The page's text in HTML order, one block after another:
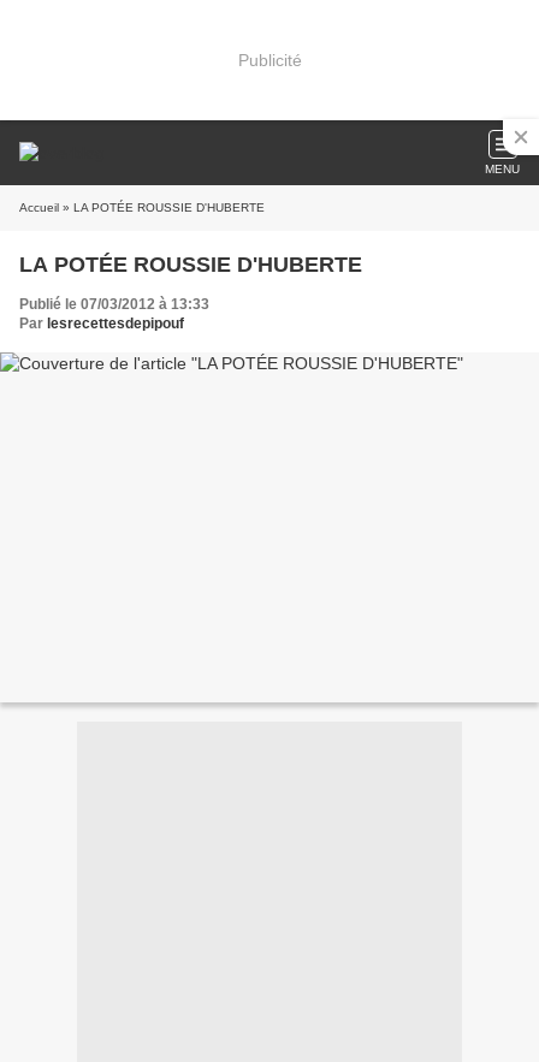
Publicité
MENU
Accueil » LA POTÉE ROUSSIE D'HUBERTE
LA POTÉE ROUSSIE D'HUBERTE
Publié le 07/03/2012 à 13:33
Par lesrecettesdepipouf